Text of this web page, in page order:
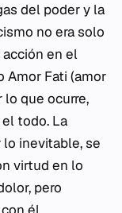
del poder y la
no era solo
acción en el
Amor Fati (amor
que ocurre,
todo. La
inevitable, se
virtud en lo
pero